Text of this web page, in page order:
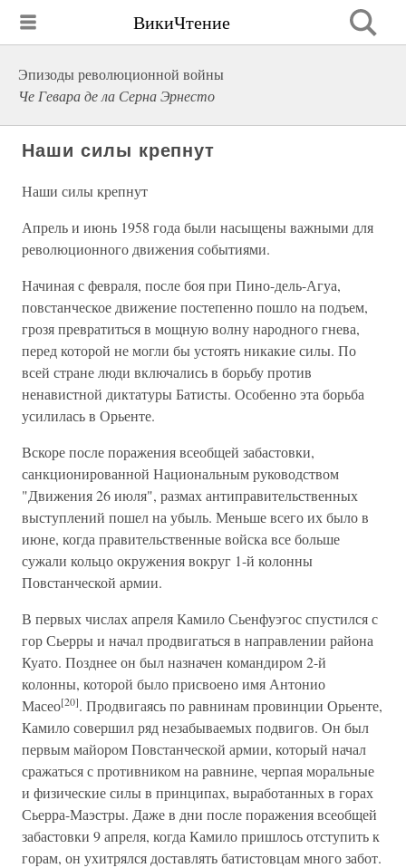
ВикиЧтение
Эпизоды революционной войны
Че Гевара де ла Серна Эрнесто
Наши силы крепнут
Наши силы крепнут
Апрель и июнь 1958 года были насыщены важными для
революционного движения событиями.
Начиная с февраля, после боя при Пино-дель-Агуа,
повстанческое движение постепенно пошло на подъем,
грозя превратиться в мощную волну народного гнева,
перед которой не могли бы устоять никакие силы. По
всей стране люди включались в борьбу против
ненавистной диктатуры Батисты. Особенно эта борьба
усилилась в Орьенте.
Вскоре после поражения всеобщей забастовки,
санкционированной Национальным руководством
"Движения 26 июля", размах антиправительственных
выступлений пошел на убыль. Меньше всего их было в
июне, когда правительственные войска все больше
сужали кольцо окружения вокруг 1-й колонны
Повстанческой армии.
В первых числах апреля Камило Сьенфуэгос спустился с
гор Сьерры и начал продвигаться в направлении района
Куато. Позднее он был назначен командиром 2-й
колонны, которой было присвоено имя Антонио
Масео[20]. Продвигаясь по равнинам провинции Орьенте,
Камило совершил ряд незабываемых подвигов. Он был
первым майором Повстанческой армии, который начал
сражаться с противником на равнине, черпая моральные
и физические силы в принципах, выработанных в горах
Сьерра-Маэстры. Даже в дни после поражения всеобщей
забастовки 9 апреля, когда Камило пришлось отступить к
горам, он ухитрялся доставлять батистовцам много забот.